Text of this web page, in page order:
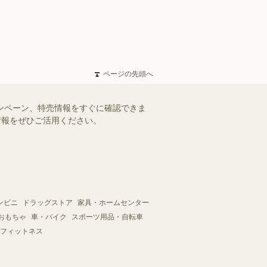
ページの先頭へ
ーン、特売情報をすぐに確認できま
をぜひご活用ください。
ビニ ドラッグストア
家具・ホームセンター
もちゃ
車・バイク
スポーツ用品・自転車
ィットネス